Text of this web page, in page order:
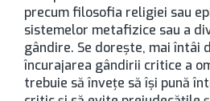
precum filosofia religiei sau
sistemelor metafizice sau a
gândire. Se doreşte, mai întâi
încurajarea gândirii critice a
trebuie să înveţe să îşi pună